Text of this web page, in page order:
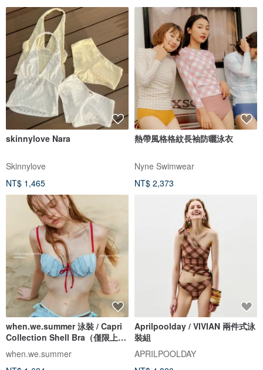
skinnylove Nara
Skinnylove
NT$ 1,465
熱帶風格格紋長袖防曬泳衣
Nyne Swimwear
NT$ 2,373
when.we.summer 泳裝 / Capri
Collection Shell Bra（僅限上
衣）
when.we.summer
Aprilpoolday / VIVIAN 兩件式泳
裝組
APRILPOOLDAY